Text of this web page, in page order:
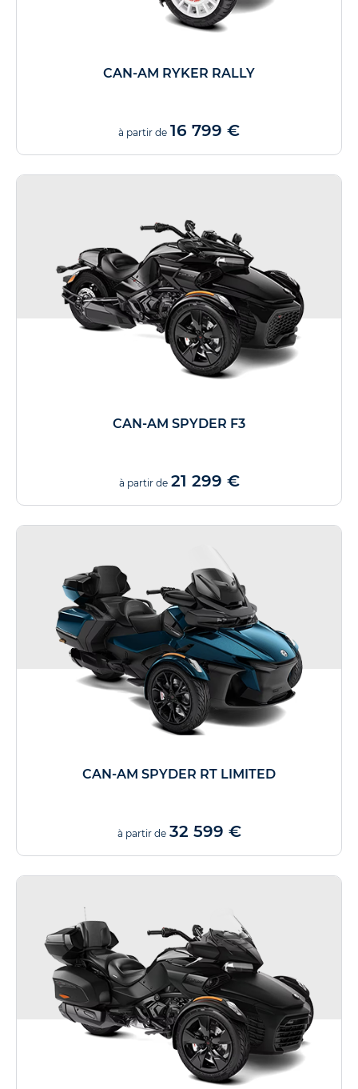
CAN-AM RYKER RALLY
à partir de 16 799 €
CAN-AM SPYDER F3
à partir de 21 299 €
CAN-AM SPYDER RT LIMITED
à partir de 32 599 €